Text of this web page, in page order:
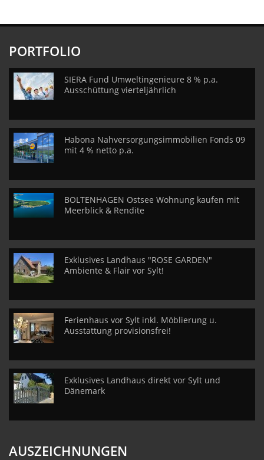
PORTFOLIO
SIERA Fund Umweltingenieure 8 % p.a.
Ausschüttung vierteljährlich
Habona Nahversorgungsimmobilien Fonds 09
mit 4 % netto p.a.
BOLTENHAGEN Ostsee Wohnung kaufen mit
Meerblick & Rendite
Exklusives Landhaus "ROSE GARDEN"
Ambiente & Flair vor Sylt!
Ferienhaus vor Sylt inkl. Möblierung u.
Ausstattung provisionsfrei!
Exklusives Landhaus direkt vor Sylt und
Dänemark
AUSZEICHNUNGEN